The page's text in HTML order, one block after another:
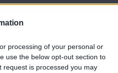
processing of your personal or
use the below opt-out section to
is processed you may